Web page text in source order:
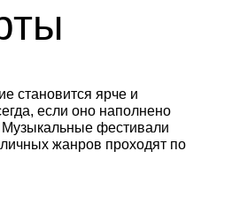
становится ярче и
если оно наполнено
фестивали
жанров проходят по